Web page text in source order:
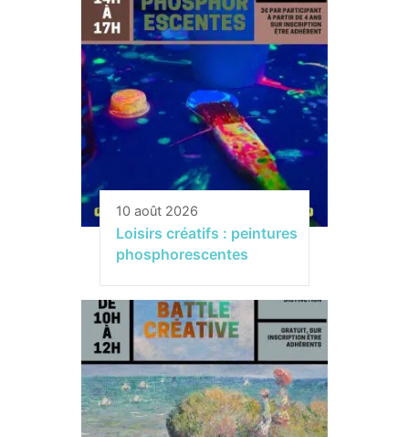
10 août 2026
Loisirs créatifs : peintures
phosphorescentes